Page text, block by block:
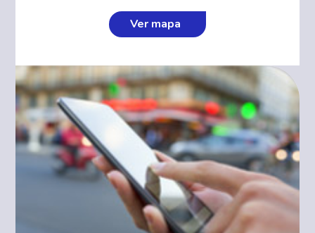
Ver mapa